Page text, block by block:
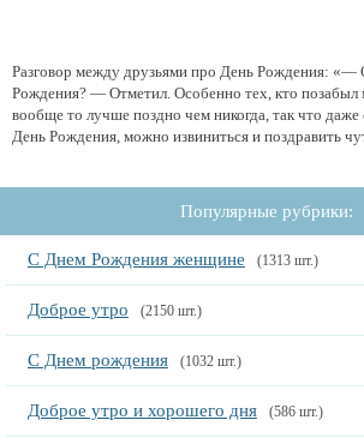
Разговор между друзьями про День Рождения: «—
Рождения? — Отметил. Особенно тех, кто позабыл
вообще то лучше поздно чем никогда, так что
День Рождения, можно извиниться и поздравить
Популярные рубрики:
С Днем Рождения женщине (1313 шт.)
Доброе утро (2150 шт.)
С Днем рождения (1032 шт.)
Доброе утро и хорошего дня (586 шт.)